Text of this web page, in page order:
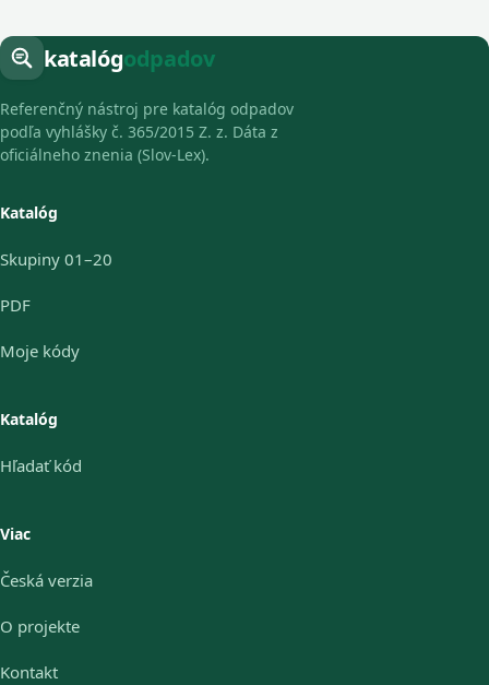
katalógodpadov
Referenčný nástroj pre katalóg odpadov
podľa vyhlášky č. 365/2015 Z. z. Dáta z
oficiálneho znenia (Slov-Lex).
Katalóg
Skupiny 01–20
PDF
Moje kódy
Katalóg
Hľadať kód
Viac
Česká verzia
O projekte
Kontakt